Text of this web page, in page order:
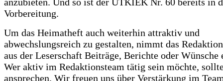
Vorbereitung.
Um das Heimatheft auch weiterhin attraktiv und
abwechslungsreich zu gestalten, nimmt das
aus der Leserschaft Beiträge, Berichte oder Wünsche
Wer aktiv im Redaktionsteam tätig sein möchte,
ansprechen. Wir freuen uns über Verstärkung im